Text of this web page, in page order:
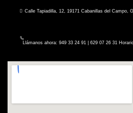
Calle Tapiadilla, 12, 19171 Cabanillas del Campo,
Llámanos ahora: 949 33 24 91 | 629 07 26 31